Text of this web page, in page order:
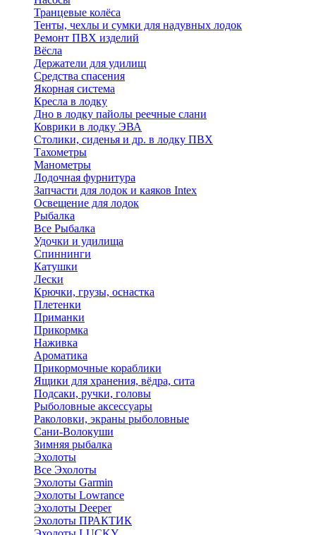
Транцевые колёса
Тенты, чехлы и сумки для надувных лодок
Ремонт ПВХ изделий
Вёсла
Держатели для удилищ
Средства спасения
Якорная система
Кресла в лодку
Дно в лодку пайолы реечные слани
Коврики в лодку ЭВА
Столики, сиденья и др. в лодку ПВХ
Тахометры
Манометры
Лодочная фурнитура
Запчасти для лодок и каяков Intex
Освещение для лодок
Рыбалка
Все Рыбалка
Удочки и удилища
Спиннинги
Катушки
Лески
Крючки, грузы, оснастка
Плетенки
Приманки
Прикормка
Наживка
Ароматика
Прикормочные кораблики
Ящики для хранения, вёдра, сита
Подсаки, ручки, головы
Рыболовные аксессуары
Раколовки, экраны рыболовные
Сани-Волокуши
Зимняя рыбалка
Эхолоты
Все Эхолоты
Эхолоты Garmin
Эхолоты Lowrance
Эхолоты Deeper
Эхолоты ПРАКТИК